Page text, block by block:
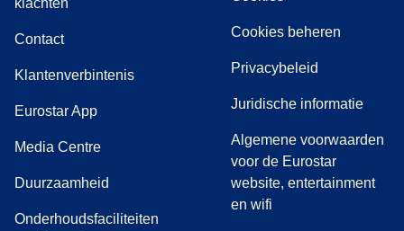
Contact
Klantenverbintenis
Eurostar App
Media Centre( opent in een nieuwe tab)
Duurzaamheid
Onderhoudsfaciliteiten
Cookies beheren
Privacybeleid
Juridische informatie
Algemene voorwaarden
voor de Eurostar
website, entertainment
en wifi